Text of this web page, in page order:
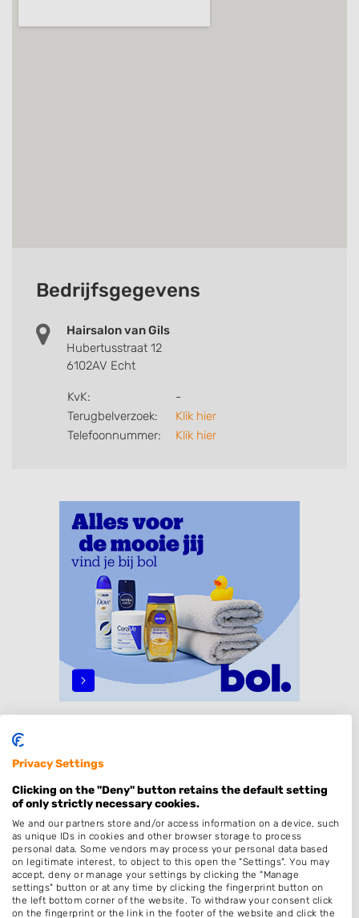
Bedrijfsgegevens
Hairsalon van Gils
Hubertusstraat 12
6102AV Echt
KvK:
-
Terugbelverzoek:
Klik hier
Telefoonnummer:
Klik hier
Specialisaties
Dames
Heren
Kinderkapper
Kleuren
Bruidskapsel
Barber
Zonder Afspraak
Privacy Settings
Clicking on the "Deny" button retains the default setting
of only strictly necessary cookies.
We and our partners store and/or access information on a device, such
as unique IDs in cookies and other browser storage to process
personal data. Some vendors may process your personal data based
on legitimate interest, to object to this open the "Settings". You may
accept, deny or manage your settings by clicking the "Manage
settings" button or at any time by clicking the fingerprint button on
the left bottom corner of the website. To withdraw your consent click
on the fingerprint or the link in the footer of the website and click the